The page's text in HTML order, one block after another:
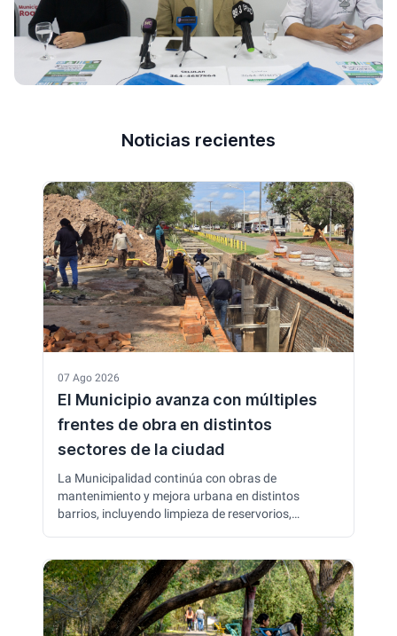
Noticias recientes
07 Ago 2026
El Municipio avanza con múltiples
frentes de obra en distintos
sectores de la ciudad
La Municipalidad continúa con obras de
mantenimiento y mejora urbana en distintos
barrios, incluyendo limpieza de reservorios,
nuevas alcantarillas para mejorar el escurrimiento
del agua y prevenir problemas durante las lluvias.